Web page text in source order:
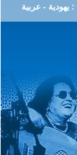
يهودية - عربية